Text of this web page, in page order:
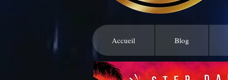
Accueil Blog